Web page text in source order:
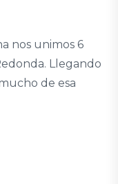
nos unimos 6
Llegando
de esa